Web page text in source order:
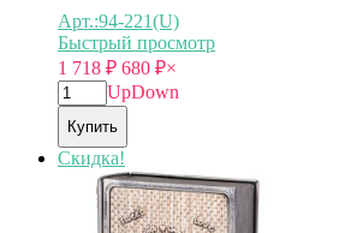
Арт.:94-221(U)
Быстрый просмотр
1 718 ₽ 680 ₽×
UpDown
Купить
Скидка!